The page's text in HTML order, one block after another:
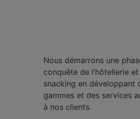
Nous démarrons une
conquête de l’hôtellerie
snacking en développant
gammes et des services
à nos clients.